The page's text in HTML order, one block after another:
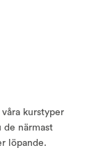
kurstyper
de närmast
löpande.